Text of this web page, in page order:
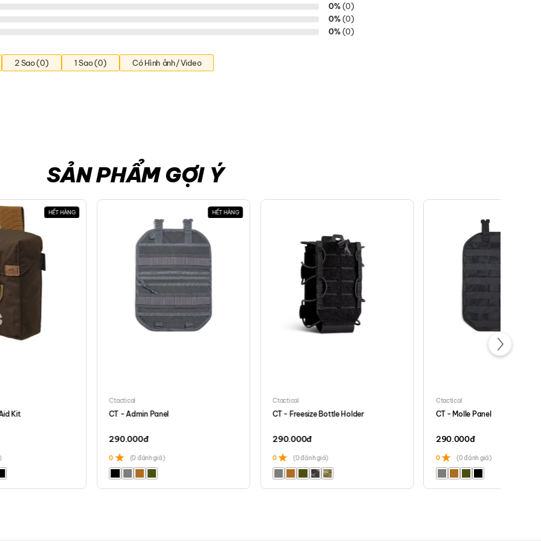
0%(0)
0%(0)
0%(0)
2 Sao (0) 1 Sao (0) Có Hình ảnh/Video
SẢN PHẨM GỢI Ý
HẾT HÀNG
Kit
HẾT HÀNG
Ctactical
CT - Admin Panel
290.000đ
0 (0 đánh giá)
Ctactical
CT - Freesize Bottle Holder
290.000đ
0 (0 đánh giá)
Ctactical
CT - Molle Panel
290.000đ
0 (0 đánh giá)